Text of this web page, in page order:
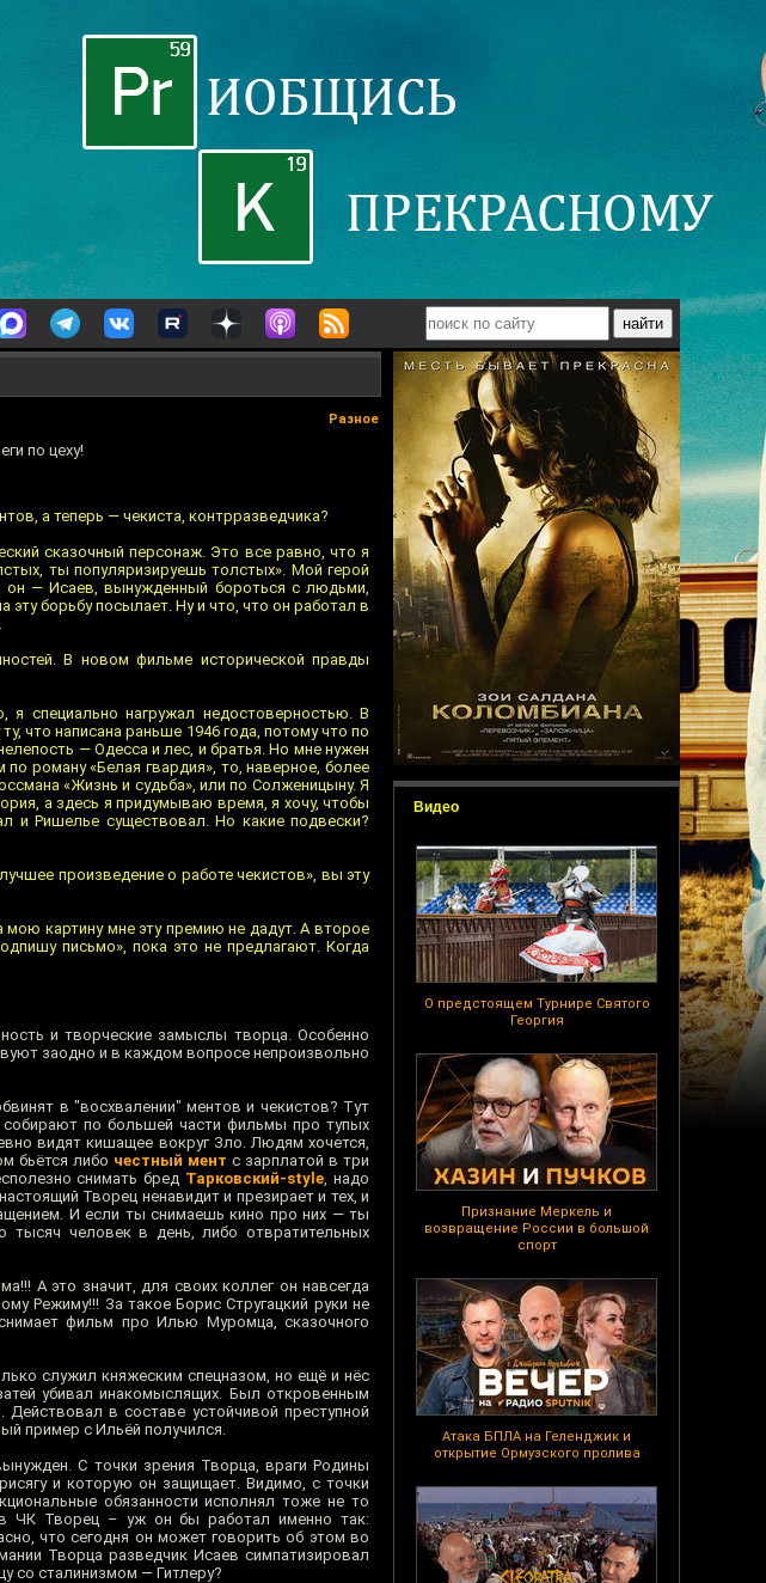
Видео
О предстоящем Турнире Святого
Георгия
Признание Меркель и
возвращение России в большой
спорт
Атака БПЛА на Геленджик и
открытие Ормузского пролива
Разное
по цеху!
а теперь — чекиста, контрразведчика?
сказочный персонаж. Это все равно, что я
ты популяризируешь толстых». Мой герой
он — Исаев, вынужденный бороться с людьми,
эту борьбу посылает. Ну и что, что он работал в
В новом фильме исторической правды
специально нагружал недостоверностью. В
что написана раньше 1946 года, потому что по
— Одесса и лес, и братья. Но мне нужен
роману «Белая гвардия», то, наверное, более
«Жизнь и судьба», или по Солженицыну. Я
а здесь я придумываю время, я хочу, чтобы
и Ришелье существовал. Но какие подвески?
произведение о работе чекистов», вы эту
картину мне эту премию не дадут. А второе
письмо», пока это не предлагают. Когда
и творческие замыслы творца. Особенно
заодно и в каждом вопросе непроизвольно
в "восхвалении" ментов и чекистов? Тут
собирают по большей части фильмы про тупых
видят кишащее вокруг Зло. Людям хочется,
бьётся либо честный мент с зарплатой в три
снимать бред Тарковский-style, надо
Творец ненавидит и презирает и тех, и
И если ты снимаешь кино про них — ты
тысяч человек в день, либо отвратительных
А это значит, для своих коллег он навсегда
Режиму!!! За такое Борис Стругацкий руки не
фильм про Илью Муромца, сказочного
служил княжеским спецназом, но ещё и нёс
убивал инакомыслящих. Был откровенным
в составе устойчивой преступной
пример с Ильёй получился.
С точки зрения Творца, враги Родины
и которую он защищает. Видимо, с точки
обязанности исполнял тоже не то
в ЧК Творец – уж он бы работал именно так:
что сегодня он может говорить об этом во
Творца разведчик Исаев симпатизировал
со сталинизмом — Гитлеру?